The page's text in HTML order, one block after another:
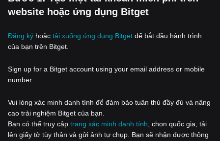
website hoặc ứng dụng Bitget
Đăng ký hoặc tải xuống ứng dụng Bitget để bắt đầu hành trình
của bạn trên Bitget.
Sign up for a Bitget account using your email address or mobile
number.
Vui lòng xác minh danh tính để đảm bảo tuân thủ đầy đủ và nâng
cao trải nghiệm Bitget của bạn.
Bạn có thể truy cập trang xác minh danh tính , chọn quốc gia, tải
lên giấy tờ tùy thân và gửi ảnh tự chụp. Bạn sẽ nhận được thông